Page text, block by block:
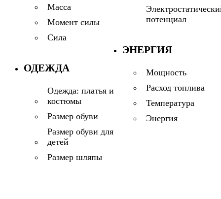
Масса
Момент силы
Сила
ОДЕЖДА
Одежда: платья и
костюмы
Размер обуви
Размер обуви для
детей
Размер шляпы
потенциал
ЭНЕРГИЯ
Мощность
Расход топлива
Температура
Энергия